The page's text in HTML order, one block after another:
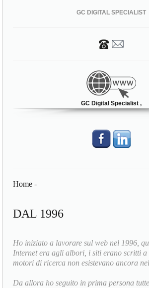
GC DIGITAL SPECIALIST
GC Digital Specialist ,
Home -
DAL 1996
Ho iniziato a lavorare sul web nel 1996,
Internet era agli albori, i siti erano scritti
motori di ricerca non esistevano ancora
Da allora ho seguito in prima persona